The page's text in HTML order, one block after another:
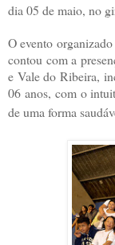
dia 05 de maio, no
O evento
contou com a
e Vale do Ribeira,
06 anos, com o
de uma forma